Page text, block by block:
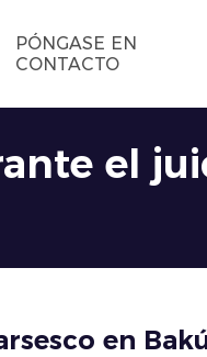
PÓNGASE EN
CONTACTO
el
en